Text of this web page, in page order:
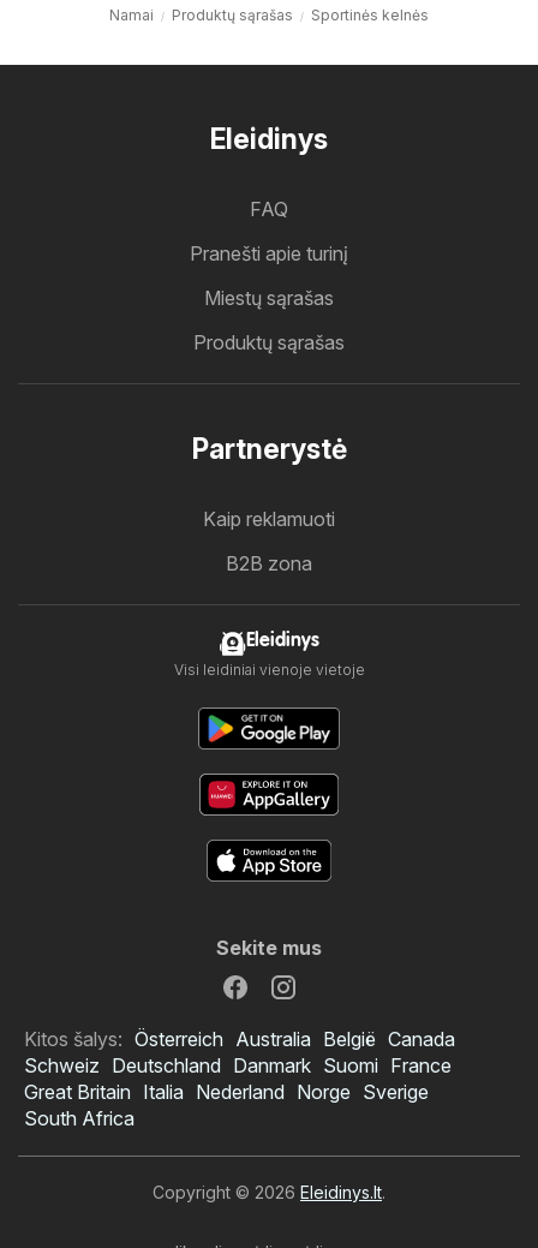
Namai Produktų sąrašas Sportinės kelnės
Eleidinys
FAQ
Pranešti apie turinį
Miestų sąrašas
Produktų sąrašas
Partnerystė
Kaip reklamuoti
B2B zona
Eleidinys
Visi leidiniai vienoje vietoje
Sekite mus
Kitos šalys: Österreich Australia België Canada
Schweiz Deutschland Danmark Suomi France
Great Britain Italia Nederland Norge Sverige
South Africa
Copyright © 2026 Eleidinys.lt.